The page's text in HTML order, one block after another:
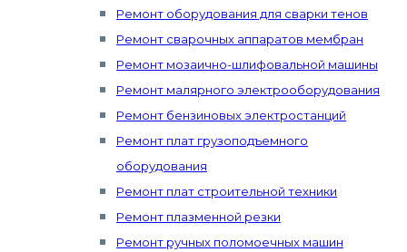
Ремонт оборудования для сварки тенов
Ремонт сварочных аппаратов мембран
Ремонт мозаично-шлифовальной машины
Ремонт малярного электрооборудования
Ремонт бензиновых электростанций
Ремонт плат грузоподъемного
оборудования
Ремонт плат строительной техники
Ремонт плазменной резки
Ремонт ручных поломоечных машин